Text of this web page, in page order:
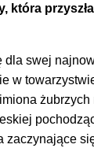
która
dla swej
w
żubrzych